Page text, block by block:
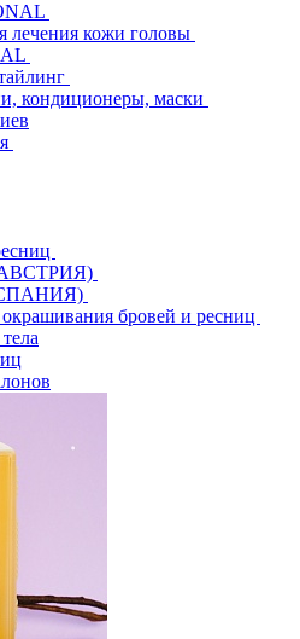
кожи головы
кондиционеры, маски
бровей и ресниц